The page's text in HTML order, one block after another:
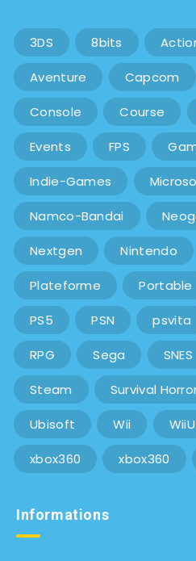
3DS 8bits
Aventure Capcom
Console Course
Events FPS
Indie-Games
Namco-Bandai
Nextgen Nintendo
Plateforme Portable
PS5 PSN psvita
RPG Sega SNES
Steam Survival
Ubisoft Wii WiiU
xbox360 xbox360
Informations